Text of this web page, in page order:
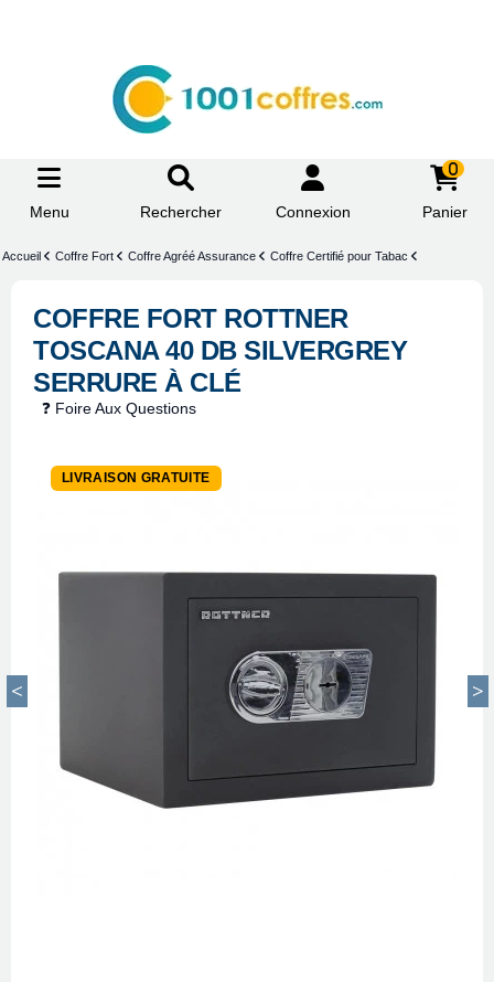
Menu Rechercher Connexion
0
Panier
Accueil Coffre Fort Coffre Agréé Assurance Coffre Certifié pour Tabac
COFFRE FORT ROTTNER
TOSCANA 40 DB SILVERGREY
SERRURE À CLÉ
❓ Foire Aux Questions
LIVRAISON GRATUITE